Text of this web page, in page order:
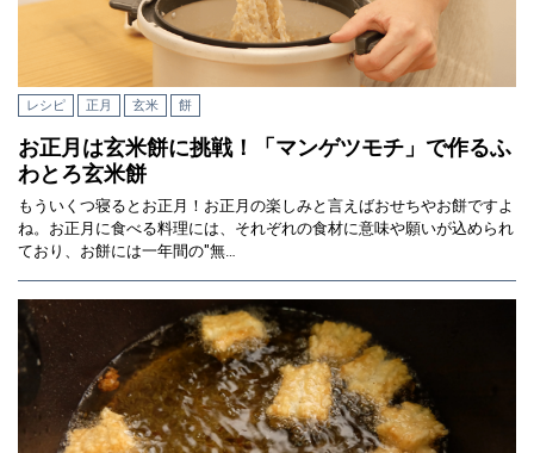
レシピ 正月 玄米 餅
お正月は玄米餅に挑戦！「マンゲツモチ」で作るふ
わとろ玄米餅
もういくつ寝るとお正月！お正月の楽しみと言えばおせちやお餅ですよ
ね。お正月に食べる料理には、それぞれの食材に意味や願いが込められ
ており、お餅には一年間の"無…